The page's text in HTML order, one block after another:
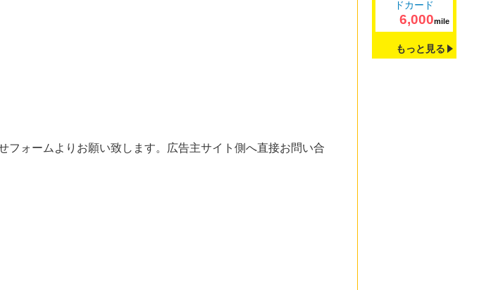
ォームよりお願い致します。広告主サイト側へ直接お問い合
6,000mile
もっと見る